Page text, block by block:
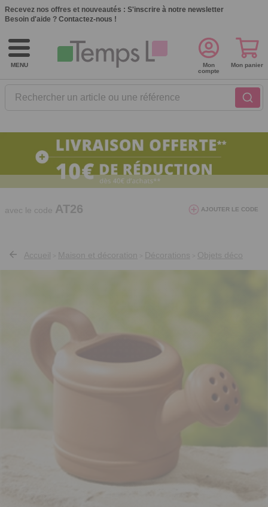
Recevez nos offres et nouveautés : S'inscrire à notre newsletter
Besoin d'aide ? Contactez-nous !
MENU
Rechercher un article ou une référence
Mon
compte
Mon panier
10€ de réduction dès 40€ d'achat. Offre
valable du 03/08/2026 au 12/08/2026.
avec le code AT26 AJOUTER LE CODE
Accueil Maison et décoration Décorations Objets déco